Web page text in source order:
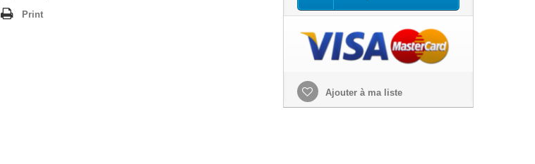
Print
Ajouter à ma liste